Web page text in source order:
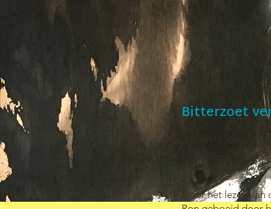
Bitterzoet
Berookte Beelden
Menyhért Lakatos
beschrijft in het
Door het lezen